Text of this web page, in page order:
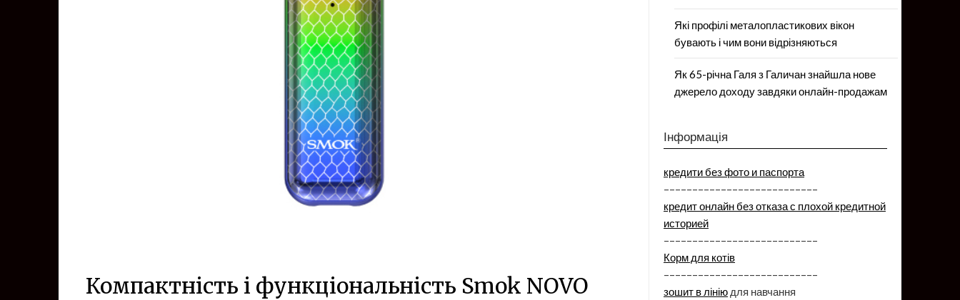
Компактність і функціональність Smok NOVO
Які профілі металопластикових вікон
бувають і чим вони відрізняються
Як 65-річна Галя з Галичан знайшла нове
джерело доходу завдяки онлайн-продажам
Інформація
кредити без фото и паспорта
–––––––––––––––––––––––––––
кредит онлайн без отказа с плохой кредитной
историей
–––––––––––––––––––––––––––
Корм для котів
–––––––––––––––––––––––––––
зошит в лініюдля навчання